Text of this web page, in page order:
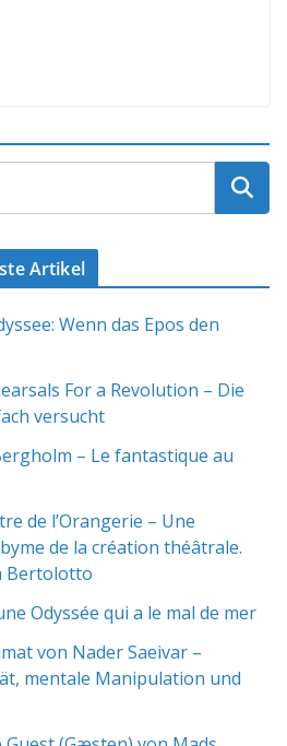
Artikel
Wenn das Epos den
For a Revolution – Die
versucht
– Le fantastique au
de l’Orangerie – Une
de la création théâtrale.
Bertolotto
Odyssée qui a le mal de mer
von Nader Saeivar​​ –
mentale Manipulation und